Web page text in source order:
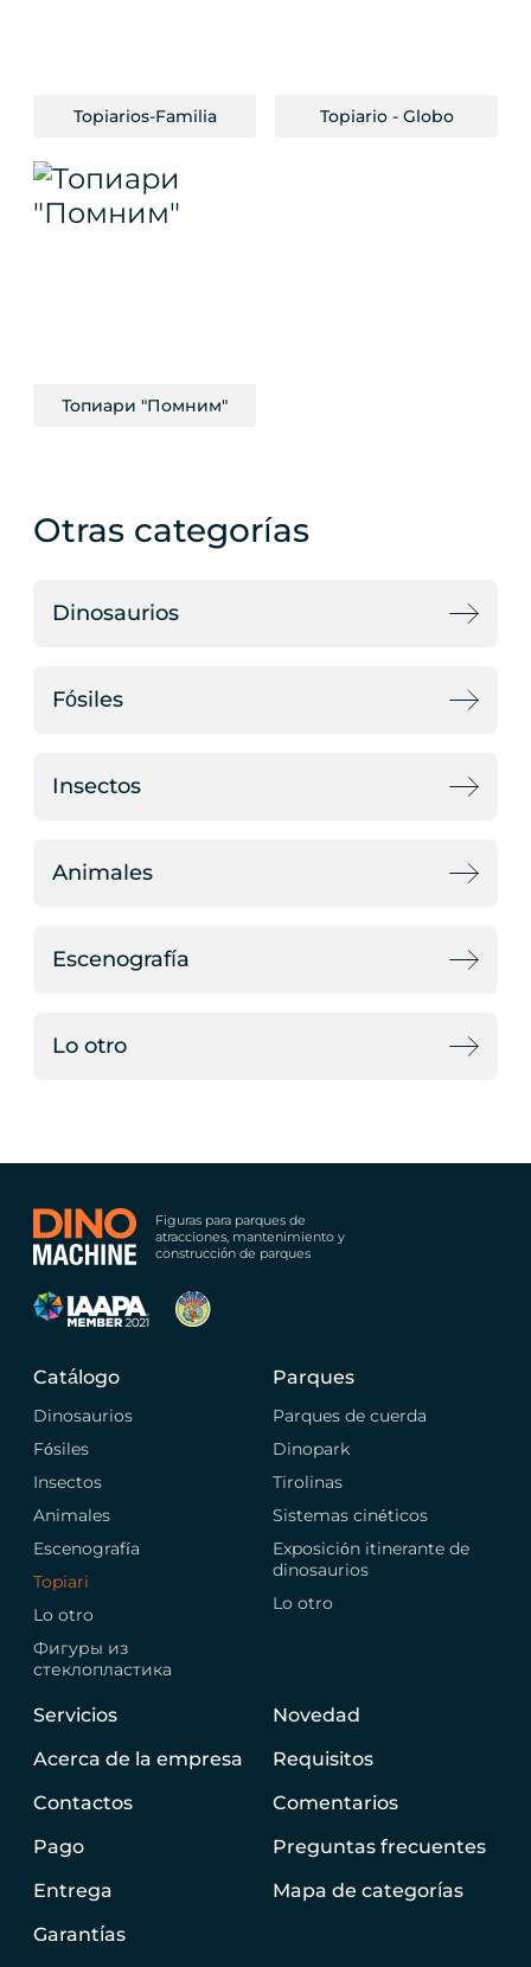
Topiarios-Familia Topiario - Globo
Топиари "Помним"
Otras categorías
Dinosaurios
Fósiles
Insectos
Animales
Escenografía
Lo otro
Figuras para parques de
atracciones, mantenimiento y
construcción de parques
Catálogo
Dinosaurios
Fósiles
Insectos
Animales
Escenografía
Topiari
Lo otro
Фигуры из
стеклопластика
Parques
Parques de cuerda
Dinopark
Tirolinas
Sistemas cinéticos
Exposición itinerante de
dinosaurios
Lo otro
Servicios
Acerca de la empresa
Contactos
Pago
Entrega
Garantías
Novedad
Requisitos
Comentarios
Preguntas frecuentes
Mapa de categorías